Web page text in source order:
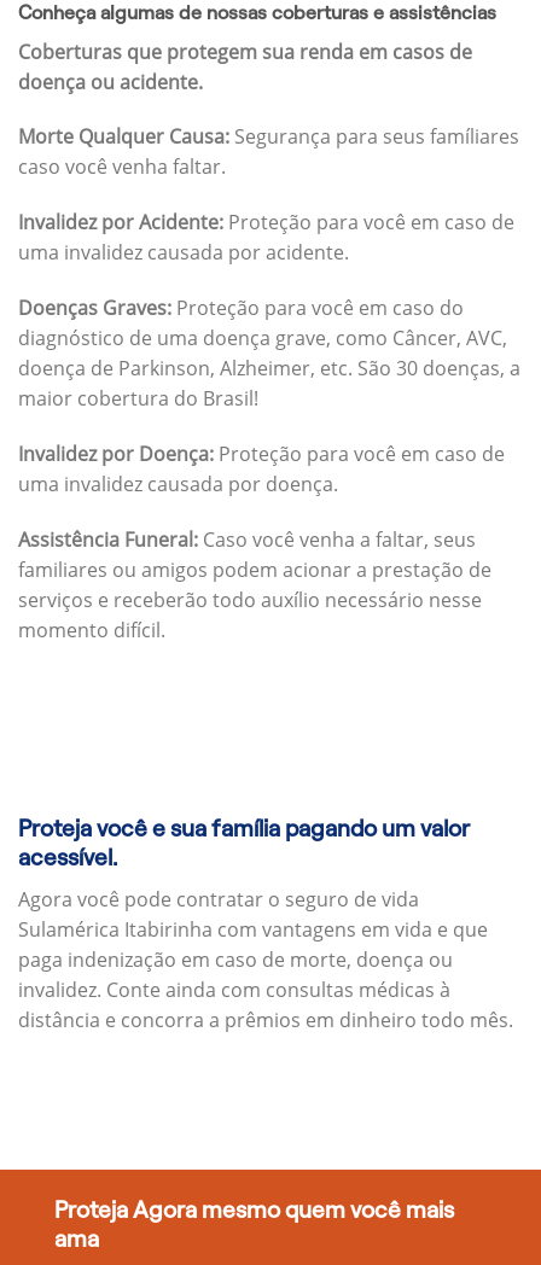
Conheça algumas de nossas coberturas e assistências
Coberturas que protegem sua renda em casos de
doença ou acidente.
Morte Qualquer Causa: Segurança para seus famíliares
caso você venha faltar.
Invalidez por Acidente: Proteção para você em caso de
uma invalidez causada por acidente.
Doenças Graves: Proteção para você em caso do
diagnóstico de uma doença grave, como Câncer, AVC,
doença de Parkinson, Alzheimer, etc. São 30 doenças, a
maior cobertura do Brasil!
Invalidez por Doença: Proteção para você em caso de
uma invalidez causada por doença.
Assistência Funeral: Caso você venha a faltar, seus
familiares ou amigos podem acionar a prestação de
serviços e receberão todo auxílio necessário nesse
momento difícil.
Proteja você e sua família pagando um valor
acessível.
Agora você pode contratar o seguro de vida
Sulamérica Itabirinha com vantagens em vida e que
paga indenização em caso de morte, doença ou
invalidez. Conte ainda com consultas médicas à
distância e concorra a prêmios em dinheiro todo mês.
Proteja Agora mesmo quem você mais
ama